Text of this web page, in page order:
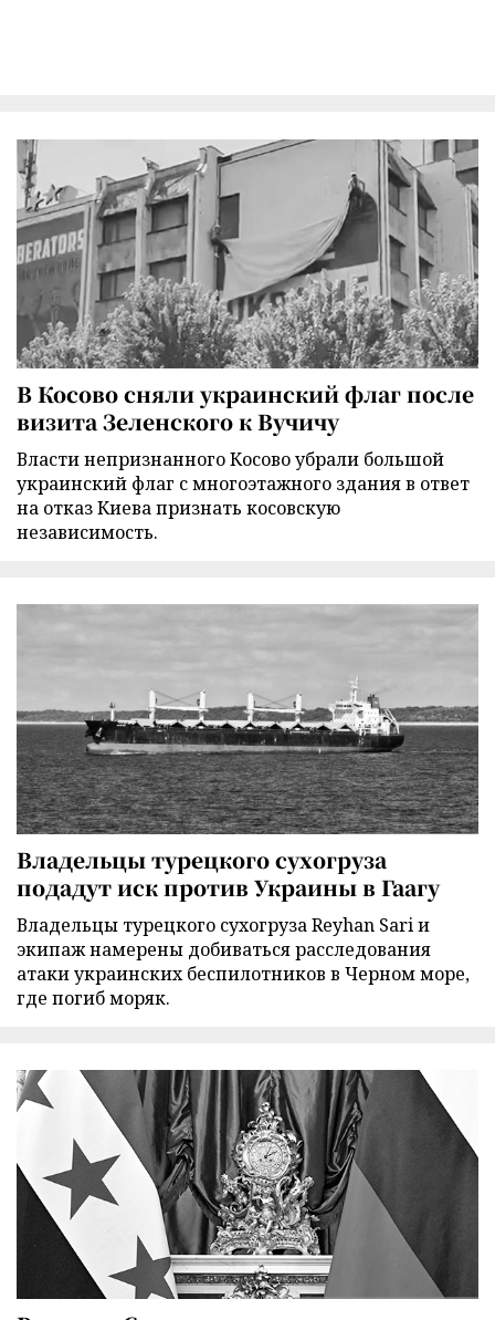
В Косово сняли украинский флаг после
визита Зеленского к Вучичу
Власти непризнанного Косово убрали большой
украинский флаг с многоэтажного здания в ответ
на отказ Киева признать косовскую
независимость.
Владельцы турецкого сухогруза
подадут иск против Украины в Гаагу
Владельцы турецкого сухогруза Reyhan Sari и
экипаж намерены добиваться расследования
атаки украинских беспилотников в Черном море,
где погиб моряк.